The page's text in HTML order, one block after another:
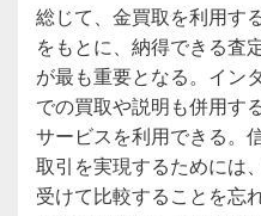
総じて、金買取を利用す
をもとに、納得できる査
が最も重要となる。イン
での買取や説明も併用す
サービスを利用できる。
取引を実現するためには
受けて比較することを忘